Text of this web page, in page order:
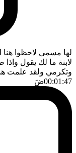
لها مسمى لاحظوا هنا
لابنة ما لك يقول
وتكرمي ولقد علمت
00:01:47ضَ